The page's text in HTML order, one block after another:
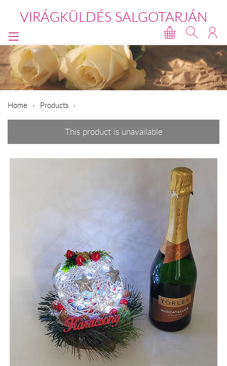
VIRÁGKÜLDÉS SALGOTARJÁN
Home Products
This product is unavailable